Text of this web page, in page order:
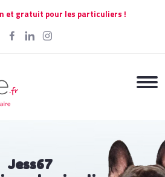
et gratuit pour les particuliers !
Jess67